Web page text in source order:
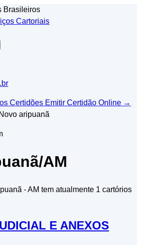
Brasileiros
Cartoriais
Certidões Emitir Certidão Online →
Novo aripuanã
AM
- AM tem atualmente 1 cartórios
E ANEXOS